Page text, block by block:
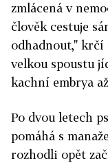
zmlácená v
člověk cestuje
odhadnout," krčí
velkou spoustu
kachní embrya
Po dvou letech
pomáhá s
rozhodli opět